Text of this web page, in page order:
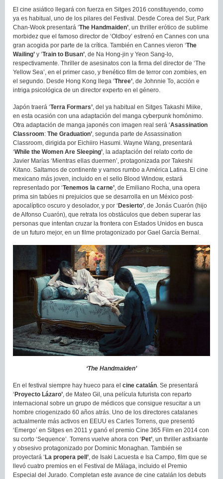
El cine asiático llegará con fuerza en Sitges 2016 constituyendo, como
ya es habitual, uno de los pilares del Festival. Desde Corea del Sur, Park
Chan-Wook presentará ‘The Handmaiden’, un thriller erótico de sublime
morbidez que el famoso director de ‘Oldboy’ estrenó en Cannes con una
gran acogida por parte de la crítica. También en Cannes vieron ‘The
Wailing’ y ‘Train to Busan’, de Na Hong-jin y Yeon Sang-lo,
respectivamente. Thriller de asesinatos con la firma del director de ‘The
Yellow Sea’, en el primer caso, y frenético film de terror con zombies, en
el segundo. Desde Hong Kong llega ‘Three’, de Johnnie To, acción e
intriga psicológica de un director experto en el género.
Japón traerá ‘Terra Formars’, del ya habitual en Sitges Takashi Miike,
en esta ocasión con una adaptación del manga cyberpunk homónimo.
Otra adaptación de manga japonés con imagen real será ‘Asassination
Classroom: The Graduation’, segunda parte de Assassination
Classroom, dirigida por Eichiiro Hasumi. Wayne Wang, presentará
‘While the Women Are Sleeping’, la adaptación del relato corto de
Javier Marías ‘Mientras ellas duermen’, protagonizada por Takeshi
Kitano. Saltamos de continente y vamos rumbo a América Latina. El cine
mexicano más joven, incluido en el sello Blood Window, estará
representado por ‘Tenemos la carne’, de Emiliano Rocha, una opera
prima sin tabúes ni prejuicios que se desarrolla en un México post-
apocalíptico oscuro y desolador, y por ‘ Desierto’, de Jonás Cuarón (hijo
de Alfonso Cuarón), que retrata los obstáculos que deben superar las
personas que intentan cruzar la frontera con Estados Unidos en busca
de un futuro mejor, en un filme protagonizado por Gael García Bernal.
‘The Handmaiden’
En el festival siempre hay hueco para el cine catalán . Se presentará
‘Proyecto Lázaro’ , de Mateo Gil, una película futurista con reparto
internacional sobre un grupo de médicos que consigue resucitar a un
hombre criogenizado 60 años atrás. Uno de los directores catalanes
actualmente más activos en EEUU es Carles Torrens, que presentó
‘Emergo’ en Sitges en 2011 y ganó el premio Cine 365 Film en 2014 con
su corto ‘Sequence’. Torrens vuelve ahora con ‘Pet’ , un thriller asfixiante
y obsesivo protagonizado por Dominic Monaghan. También se
proyectará ‘La propera pell’ , de Isaki Lacuesta e Isa Campo, film que se
llevó cuatro premios en el Festival de Málaga, incluido el Premio
Especial del Jurado. Completan este avance de cine catalán los debuts